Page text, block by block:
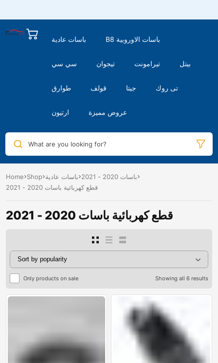
باسات عادية B8 باسات الاوروبية
سي سي تيجوان تيرامونت بيتل
طوارق قولف جيتا تى روك
ارتيون عروض مميزة
What are you looking for?
Home Shop باسات عادية
باسات 2020 - 2021
قطع كهربائية باسات 2020 - 2021
قطع كهربائية باسات 2020 - 2021
Only products on sale Showing all 6 results